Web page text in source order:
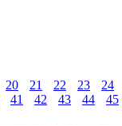
20 21 22 23
24
41 42 43 44 45